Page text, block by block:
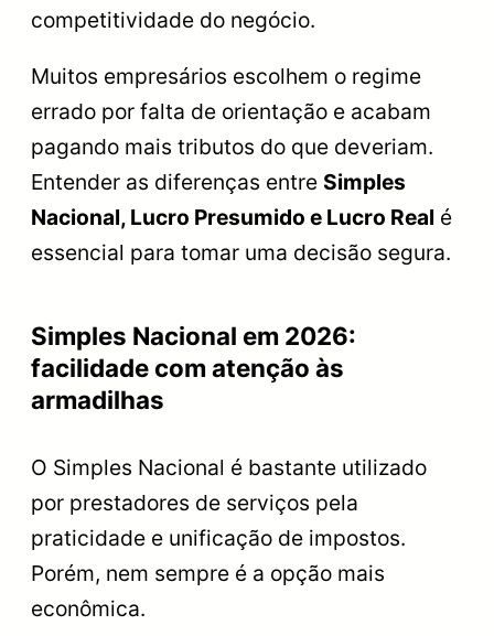
competitividade do negócio.
Muitos empresários escolhem o regime
errado por falta de orientação e acabam
pagando mais tributos do que deveriam.
Entender as diferenças entre Simples
Nacional, Lucro Presumido e Lucro Real é
essencial para tomar uma decisão segura.
Simples Nacional em 2026:
facilidade com atenção às
armadilhas
O Simples Nacional é bastante utilizado
por prestadores de serviços pela
praticidade e unificação de impostos.
Porém, nem sempre é a opção mais
econômica.